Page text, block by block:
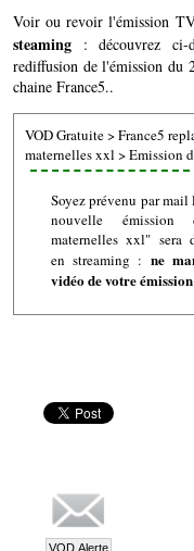
Voir ou revoir l'émission
steaming : découvrez ci-
rediffusion de l'émission du
chaine France5..
VOD Gratuite>France5
maternelles xxl >Emission
Soyez prévenu par mail
nouvelle émission
maternelles xxl" sera
en streaming : ne
vidéo de votre